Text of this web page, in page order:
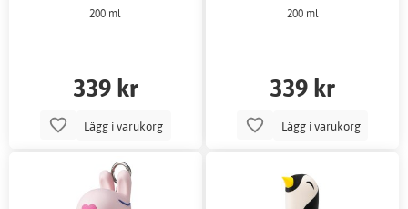
200 ml
339 kr
Lägg i varukorg
200 ml
339 kr
Lägg i varukorg